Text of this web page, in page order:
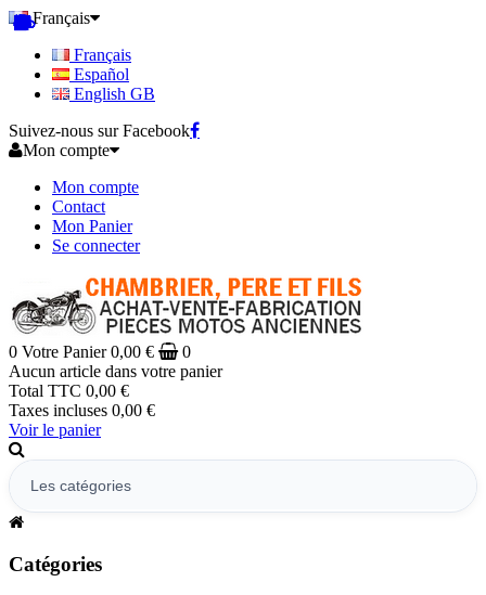
Français
Français
Español
English GB
Suivez-nous sur Facebook
Mon compte
Mon compte
Contact
Mon Panier
Se connecter
0 Votre Panier 0,00 €
0
Aucun article dans votre panier
Total TTC 0,00 €
Taxes incluses 0,00 €
Voir le panier
Catégories